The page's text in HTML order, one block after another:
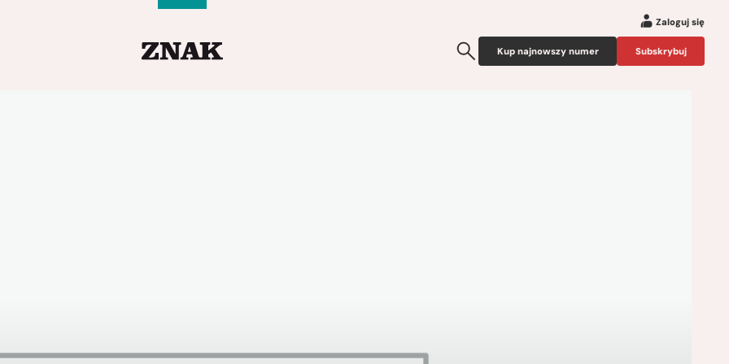
Zaloguj się
Kup najnowszy numer Subskrybuj